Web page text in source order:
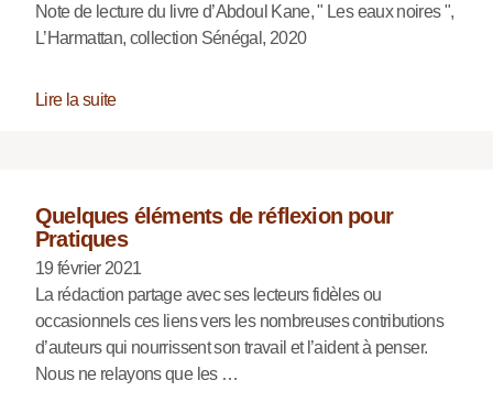
Note de lecture du livre d’Abdoul Kane, " Les eaux noires ",
L’Harmattan, collection Sénégal, 2020
Lire la suite
Quelques éléments de réflexion pour
Pratiques
19 février 2021
La rédaction partage avec ses lecteurs fidèles ou
occasionnels ces liens vers les nombreuses contributions
d’auteurs qui nourrissent son travail et l’aident à penser.
Nous ne relayons que les …